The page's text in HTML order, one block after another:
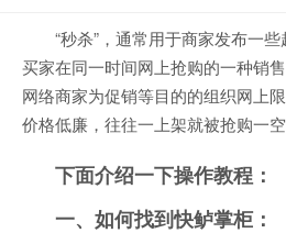
“秒杀”，通常用于商家发布一
买家在同一时间网上抢购的一种销
网络商家为促销等目的的组织网上
价格低廉，往往一上架就被抢购一空
下面介绍一下操作教程：
一、如何找到快鲈掌柜：